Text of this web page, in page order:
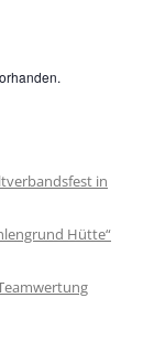
in
Hütte“